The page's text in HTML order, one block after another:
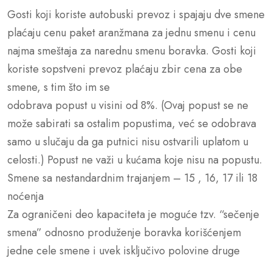
Gosti koji koriste autobuski prevoz i spajaju dve smene
plaćaju cenu paket aranžmana za jednu smenu i cenu
najma smeštaja za narednu smenu boravka. Gosti koji
koriste sopstveni prevoz plaćaju zbir cena za obe
smene, s tim što im se
odobrava popust u visini od 8%. (Ovaj popust se ne
može sabirati sa ostalim popustima, već se odobrava
samo u slučaju da ga putnici nisu ostvarili uplatom u
celosti.) Popust ne važi u kućama koje nisu na popustu.
Smene sa nestandardnim trajanjem – 15 , 16, 17 ili 18
noćenja
Za ograničeni deo kapaciteta je moguće tzv. “sečenje
smena” odnosno produženje boravka korišćenjem
jedne cele smene i uvek isključivo polovine druge